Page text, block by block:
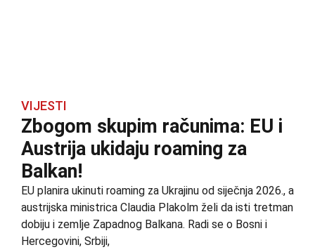
VIJESTI
Zbogom skupim računima: EU i
Austrija ukidaju roaming za
Balkan!
EU planira ukinuti roaming za Ukrajinu od siječnja 2026., a
austrijska ministrica Claudia Plakolm želi da isti tretman
dobiju i zemlje Zapadnog Balkana. Radi se o Bosni i
Hercegovini, Srbiji,